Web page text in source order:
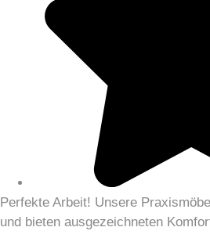
Perfekte Arbeit! Unsere
und bieten ausgezeichneten